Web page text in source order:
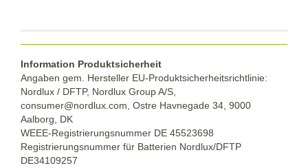
Information Produktsicherheit
Angaben gem. Hersteller EU-Produktsicherheitsrichtlinie:
Nordlux / DFTP, Nordlux Group A/S,
consumer@nordlux.com, Ostre Havnegade 34, 9000
Aalborg, DK
WEEE-Registrierungsnummer DE 45523698
Registrierungsnummer für Batterien Nordlux/DFTP
DE34109257